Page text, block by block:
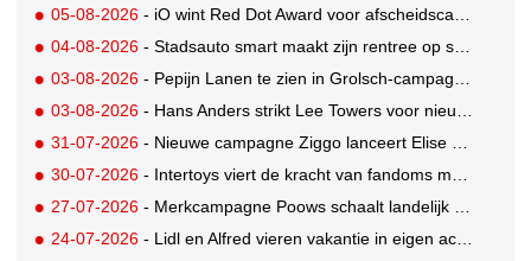
05-08-2026 - iO wint Red Dot Award voor afscheidscampagne Peter Houtman bij Feyenoord
04-08-2026 - Stadsauto smart maakt zijn rentree op straat met een wereldwijde muurschilderingcampagne
03-08-2026 - Pepijn Lanen te zien in Grolsch-campagne voor nieuwe Grolsch CAL
03-08-2026 - Hans Anders strikt Lee Towers voor nieuwe campagne
31-07-2026 - Nieuwe campagne Ziggo lanceert Elise Schaap als expert over de Nederlandse voetbalbeleving
30-07-2026 - Intertoys viert de kracht van fandoms met nieuwe social media campagne rondom Olivia Rodrigo
27-07-2026 - Merkcampagne Poows schaalt landelijk op met gerichte Out of Home strategie
24-07-2026 - Lidl en Alfred vieren vakantie in eigen achtertuin